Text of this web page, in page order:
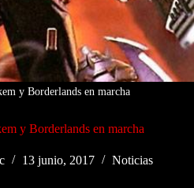
y Borderlands en marcha
y Borderlands en marcha
13 junio, 2017 Noticias